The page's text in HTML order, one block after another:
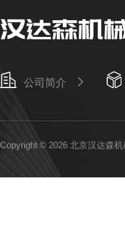
公司简介
Copyright © 2026 北京汉达森